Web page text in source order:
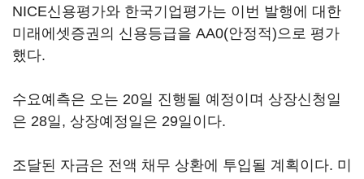
NICE신용평가와 한국기업평가는 이번 발행에 대한
미래에셋증권의 신용등급을 AA0(안정적)으로 평가
했다.
수요예측은 오는 20일 진행될 예정이며 상장신청일
은 28일, 상장예정일은 29일이다.
조달된 자금은 전액 채무 상환에 투입될 계획이다. 미